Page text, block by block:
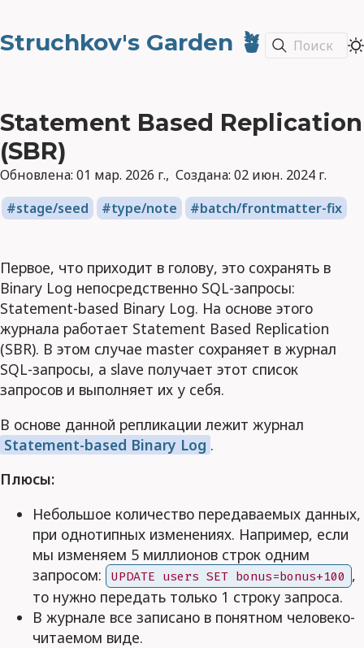
Struchkov's Garden 🪴 Поиск
Statement Based Replication
(SBR)
Обновлена: 01 мар. 2026 г. Создана: 02 июн. 2024 г.
stage/seed
type/note batch/frontmatter-fix
Первое, что приходит в голову, это сохранять в
Binary Log непосредственно SQL-запросы:
Statement-based Binary Log. На основе этого
журнала работает Statement Based Replication
(SBR). В этом случае master сохраняет в журнал
SQL-запросы, а slave получает этот список
запросов и выполняет их у себя.
В основе данной репликации лежит журнал
Statement-based Binary Log .
Плюсы:
Небольшое количество передаваемых данных,
при однотипных изменениях. Например, если
мы изменяем 5 миллионов строк одним
запросом:
UPDATE users SET bonus=bonus+100 ,
то нужно передать только 1 строку запроса.
В журнале все записано в понятном человеко-
читаемом виде.